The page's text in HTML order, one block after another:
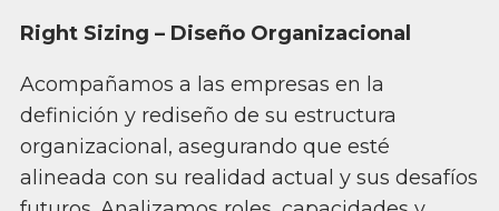
Right Sizing – Diseño Organizacional
Acompañamos a las empresas en la
definición y rediseño de su estructura
organizacional, asegurando que esté
alineada con su realidad actual y sus desafíos